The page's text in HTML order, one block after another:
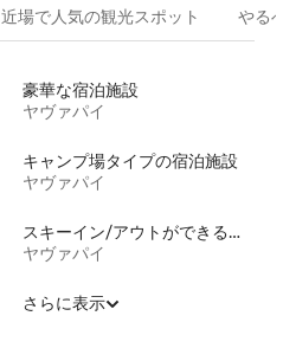
近場で人気の観光スポット やる
豪華な宿泊施設
ヤヴァパイ
キャンプ場タイプの宿泊施設
ヤヴァパイ
スキーイン/アウトができる宿泊先
ヤヴァパイ
さらに表示